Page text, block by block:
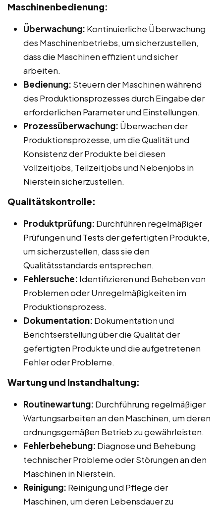
Maschinenbedienung:
Überwachung: Kontinuierliche Überwachung
des Maschinenbetriebs, um sicherzustellen,
dass die Maschinen effizient und sicher
arbeiten.
Bedienung: Steuern der Maschinen während
des Produktionsprozesses durch Eingabe der
erforderlichen Parameter und Einstellungen.
Prozessüberwachung: Überwachen der
Produktionsprozesse, um die Qualität und
Konsistenz der Produkte bei diesen
Vollzeitjobs, Teilzeitjobs und Nebenjobs in
Nierstein sicherzustellen.
Qualitätskontrolle:
Produktprüfung: Durchführen regelmäßiger
Prüfungen und Tests der gefertigten Produkte,
um sicherzustellen, dass sie den
Qualitätsstandards entsprechen.
Fehlersuche: Identifizieren und Beheben von
Problemen oder Unregelmäßigkeiten im
Produktionsprozess.
Dokumentation: Dokumentation und
Berichtserstellung über die Qualität der
gefertigten Produkte und die aufgetretenen
Fehler oder Probleme.
Wartung und Instandhaltung:
Routinewartung: Durchführung regelmäßiger
Wartungsarbeiten an den Maschinen, um deren
ordnungsgemäßen Betrieb zu gewährleisten.
Fehlerbehebung: Diagnose und Behebung
technischer Probleme oder Störungen an den
Maschinen in Nierstein.
Reinigung: Reinigung und Pflege der
Maschinen, um deren Lebensdauer zu